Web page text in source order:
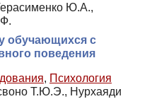
Ю.А.,
обучающихся с
поведения
, Психология
Т.Ю.Э., Нурхаяди